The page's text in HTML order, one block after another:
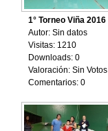
1° Torneo Viña 2016
Autor: Sin datos
Visitas: 1210
Downloads: 0
Valoración: Sin Votos
Comentarios: 0